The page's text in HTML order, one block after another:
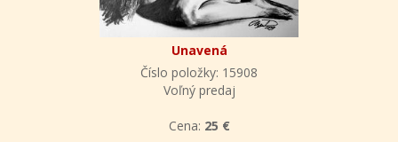
Unavená
Číslo položky: 15908
Voľný predaj
Cena: 25 €